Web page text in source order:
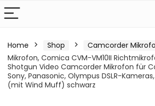
Home Shop Camcorder
Mikrofon, Comica CVM-VM10II
Shotgun Video Camcorder Mikrofon für
Sony, Panasonic, Olympus DSLR-
(mit Wind Muff) schwarz